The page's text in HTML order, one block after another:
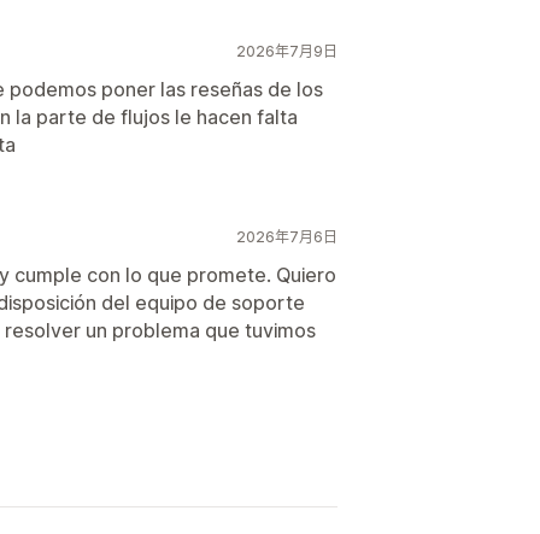
2026年7月9日
poner las reseñas de los
la parte de flujos le hacen falta
2026年7月6日
cumple con lo que promete. Quiero
del equipo de soporte
un problema que tuvimos